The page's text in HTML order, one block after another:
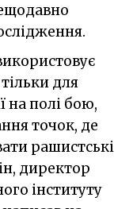
для
на полі бою,
точок, де
рашистські
директор
інституту